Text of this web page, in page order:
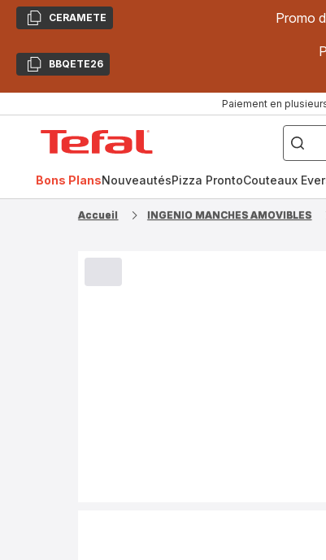
CopierCERAMETE Promo
CopierBBQETE26
Paiement en
["Poêles
inox,
Cake
Factory,
Bons PlansNouveautésPizza ProntoCouteaux
Accueil INGENIO MANCHES AMOVIBLES